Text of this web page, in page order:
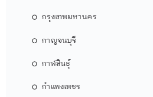
กรุงเทพมหานคร
กาญจนบุรี
กาฬสินธุ์
กำแพงเพชร